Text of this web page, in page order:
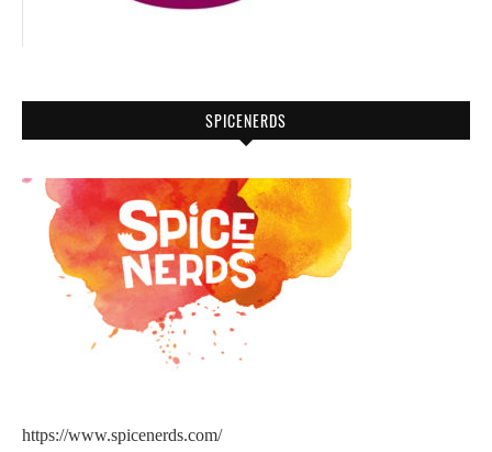
SPICENERDS
https://www.spicenerds.com/